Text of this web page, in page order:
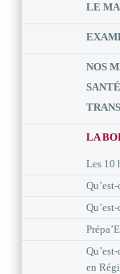
LE
NOS
LA
Les 10
en